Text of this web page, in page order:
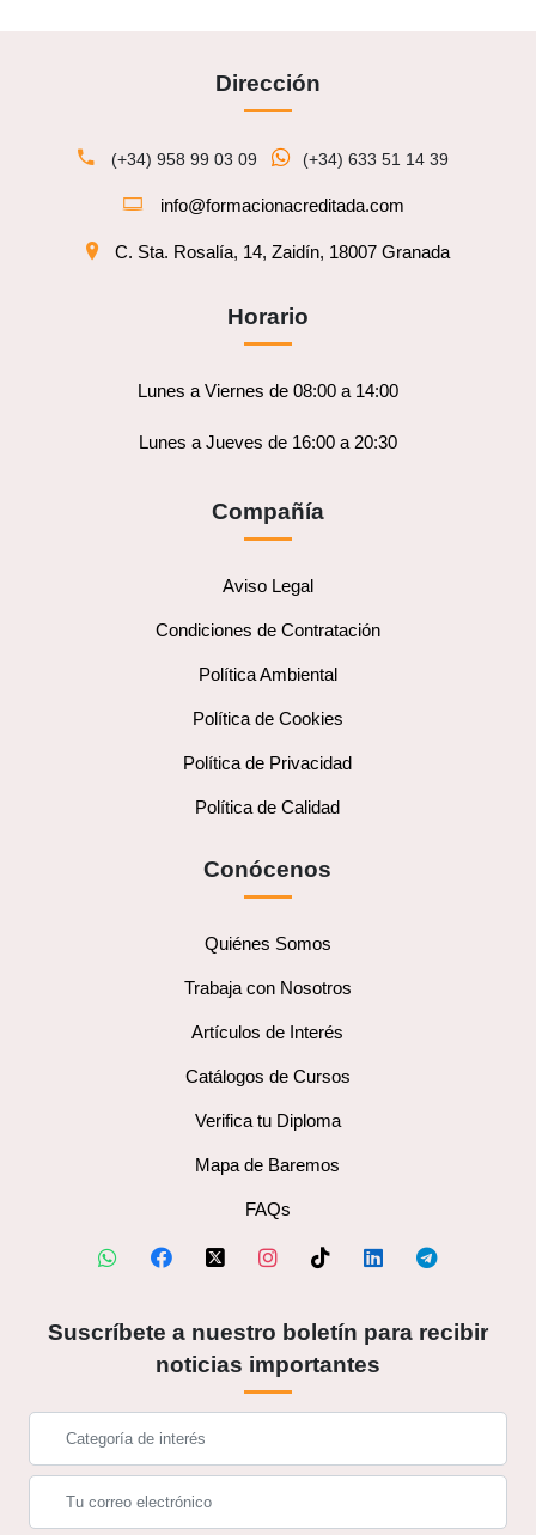
Dirección
(+34) 958 99 03 09 (+34) 633 51 14 39
info@formacionacreditada.com
C. Sta. Rosalía, 14, Zaidín, 18007 Granada
Horario
Lunes a Viernes de 08:00 a 14:00
Lunes a Jueves de 16:00 a 20:30
Compañía
Aviso Legal
Condiciones de Contratación
Política Ambiental
Política de Cookies
Política de Privacidad
Política de Calidad
Conócenos
Quiénes Somos
Trabaja con Nosotros
Artículos de Interés
Catálogos de Cursos
Verifica tu Diploma
Mapa de Baremos
FAQs
Suscríbete a nuestro boletín para recibir
noticias importantes